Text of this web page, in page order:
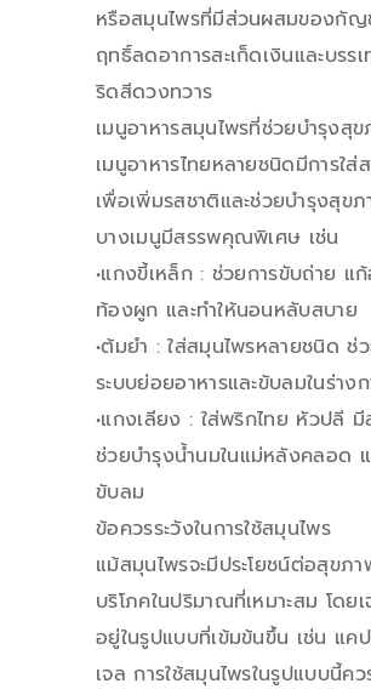
หรือสมุนไพรที่มีส่วนผสมของกัญ
ฤทธิ์ลดอาการสะเก็ดเงินและบรรเ
ริดสีดวงทวาร
เมนูอาหารสมุนไพรที่ช่วยบำรุงสุ
เมนูอาหารไทยหลายชนิดมีการใส่
เพื่อเพิ่มรสชาติและช่วยบำรุงสุข
บางเมนูมีสรรพคุณพิเศษ เช่น
•แกงขี้เหล็ก : ช่วยการขับถ่าย แก้
ท้องผูก และทำให้นอนหลับสบาย
•ต้มยำ : ใส่สมุนไพรหลายชนิด ช่
ระบบย่อยอาหารและขับลมในร่าง
•แกงเลียง : ใส่พริกไทย หัวปลี
ช่วยบำรุงน้ำนมในแม่หลังคลอด
ขับลม
ข้อควรระวังในการใช้สมุนไพร
แม้สมุนไพรจะมีประโยชน์ต่อสุขภ
บริโภคในปริมาณที่เหมาะสม โดยเ
อยู่ในรูปแบบที่เข้มข้นขึ้น เช่น แค
เจล การใช้สมุนไพรในรูปแบบนี้คว